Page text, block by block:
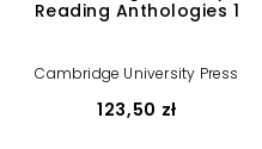
Reading Anthologies 1
Cambridge University Press
123,50 zł